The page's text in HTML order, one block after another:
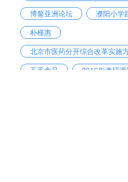
博鳌亚洲论坛
濮阳小学
朴槿惠
北京市医药分开综合改革实施
五毛食品
2016年考研泄